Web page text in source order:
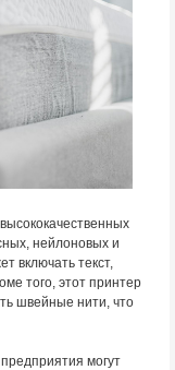
нейлоновых и
включать текст,
того, этот принтер
швейные нити, что
могут